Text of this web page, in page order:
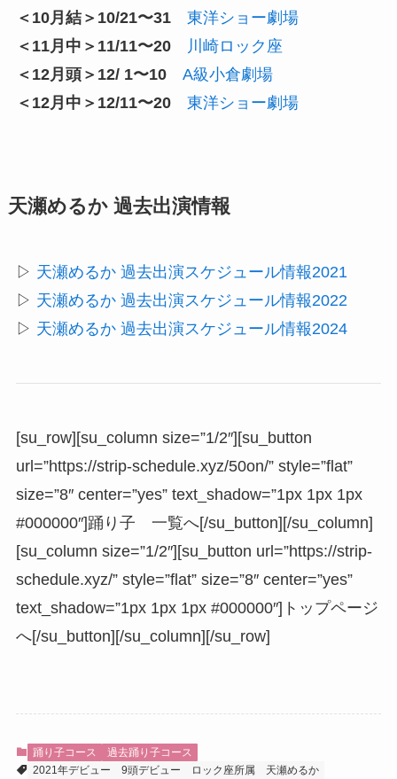
＜10月結＞10/21〜31
東洋ショー劇場
＜11月中＞11/11〜20
川崎ロック座
＜12月頭＞12/ 1〜10
A級小倉劇場
＜12月中＞12/11〜20
東洋ショー劇場
天瀬めるか 過去出演情報
▷ 天瀬めるか 過去出演スケジュール情報2021
▷ 天瀬めるか 過去出演スケジュール情報2022
▷ 天瀬めるか 過去出演スケジュール情報2024
[su_row][su_column size=”1/2″][su_button
url=”https://strip-schedule.xyz/50on/” style=”flat”
size=”8″ center=”yes” text_shadow=”1px 1px 1px
#000000″]踊り子 一覧へ[/su_button][/su_column]
[su_column size=”1/2″][su_button url=”https://strip-
schedule.xyz/” style=”flat” size=”8″ center=”yes”
text_shadow=”1px 1px 1px #000000″]トップページ
へ[/su_button][/su_column][/su_row]
踊り子コース
過去踊り子コース
2021年デビュー
9頭デビュー ロック座所属 天瀬めるか